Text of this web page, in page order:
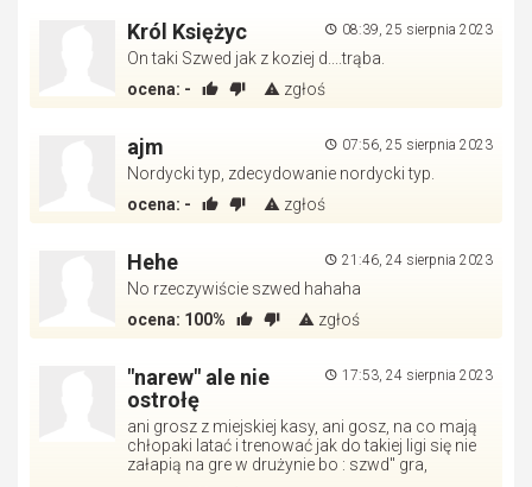
08:39, 25 sierpnia 2023
Król Księżyc
On taki Szwed jak z koziej d....trąba.
ocena: - zgłoś
07:56, 25 sierpnia 2023
ajm
Nordycki typ, zdecydowanie nordycki typ.
ocena: - zgłoś
21:46, 24 sierpnia 2023
Hehe
No rzeczywiście szwed hahaha
ocena: 100% zgłoś
17:53, 24 sierpnia 2023
"narew" ale nie
ostrołę
ani grosz z miejskiej kasy, ani gosz, na co mają
chłopaki latać i trenować jak do takiej ligi się nie
załapią na gre w drużynie bo : szwd" gra,